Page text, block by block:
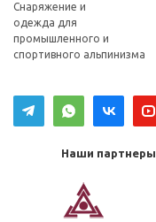
Снаряжение и
одежда для
промышленного и
спортивного альпинизма
Наши партнеры